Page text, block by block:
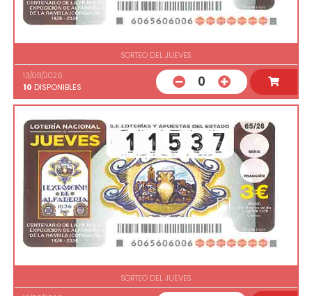
SORTEO DEL JUEVES
13/08/2026
10 DISPONIBLES 0
SORTEO DEL JUEVES